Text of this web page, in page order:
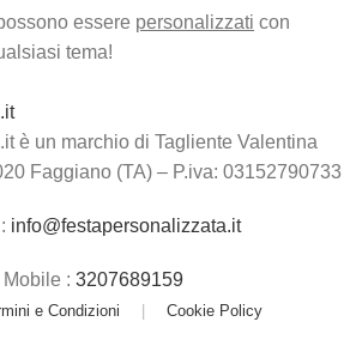
essere personalizzati con
tema!
è un marchio di Tagliente Valentina
Faggiano (TA) – P.iva: 03152790733
info@festapersonalizzata.it
Mobile : 3207689159
e Condizioni | Cookie Policy